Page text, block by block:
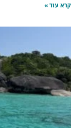
קרא עוד »